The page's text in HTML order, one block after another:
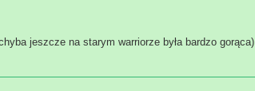
jeszcze na starym warriorze była bardzo gorąca)